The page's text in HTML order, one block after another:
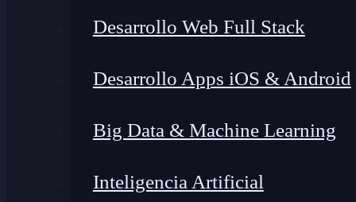
Desarrollo Web Full Stack
Desarrollo Apps iOS & Android
Big Data & Machine Learning
Inteligencia Artificial